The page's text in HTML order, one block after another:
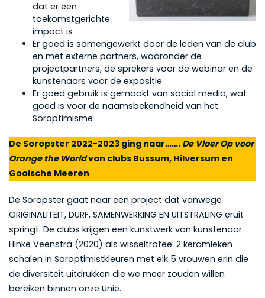
dat er een
toekomstgerichte
impact is
Er goed is samengewerkt door de leden van de club
en met externe partners, waaronder de
projectpartners, de sprekers voor de webinar en de
kunstenaars voor de expositie
Er goed gebruik is gemaakt van social media, wat
goed is voor de naamsbekendheid van het
Soroptimisme
De Soropster 2022-2023 ging naar……. De Vloer Op voor
Orange the Worldvan clubs Bussum, Hilversum en
Gooische Meeren
De Soropster gaat naar een project dat vanwege
ORIGINALITEIT, DURF, SAMENWERKING EN UITSTRALING eruit
springt. De clubs krijgen een kunstwerk van kunstenaar
Hinke Veenstra (2020) als wisseltrofee: 2 keramieken
schalen in Soroptimistkleuren met elk 5 vrouwen erin die
de diversiteit uitdrukken die we meer zouden willen
bereiken binnen onze Unie.